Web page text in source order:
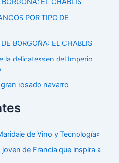
BORGOÑA: EL CHABLIS
POR TIPO DE
BORGOÑA: EL CHABLIS
la delicatessen del Imperio
rosado navarro
de Vino y Tecnología»
de Francia que inspira a